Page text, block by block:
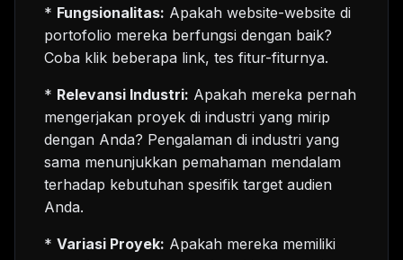
* Fungsionalitas: Apakah website-website di
portofolio mereka berfungsi dengan baik?
Coba klik beberapa link, tes fitur-fiturnya.
* Relevansi Industri: Apakah mereka pernah
mengerjakan proyek di industri yang mirip
dengan Anda? Pengalaman di industri yang
sama menunjukkan pemahaman mendalam
terhadap kebutuhan spesifik target audien
Anda.
* Variasi Proyek: Apakah mereka memiliki